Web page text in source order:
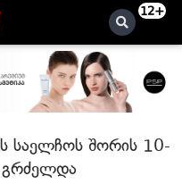
12+
საელჩოს შორის 10-
გრძელდა